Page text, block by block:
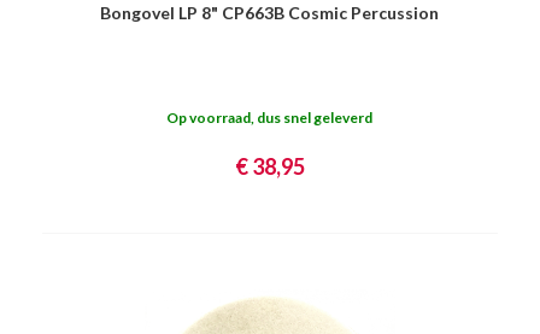
Bongovel LP 8" CP663B Cosmic Percussion
Op voorraad, dus snel geleverd
€ 38,95